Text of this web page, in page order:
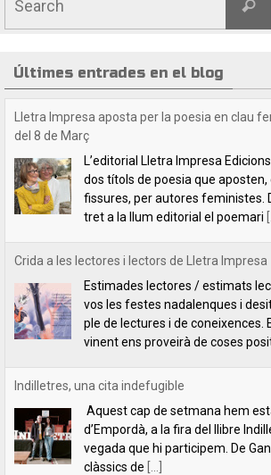
Últimes entrades en el blog
Crida a les lectores i lectors de Lletra Impresa
Estimades lectores / estimats
vos les festes nadalenques i
ple de lectures i de coneixences.
vinent ens proveirà de coses
Indilletres, una cita indefugible
Aquest cap de setmana hem
d’Empordà, a la fira del llibre
vegada que hi participem. De
clàssics de[...]
Lletra Impresa Edicions participa en la 28
del Pirineu
Com cada any, Lletra Impresa
Fira del Llibre del Pirineu que se
l'emblemàtic poble d'Organyà.
sèrie de novetats bibliogràfiques